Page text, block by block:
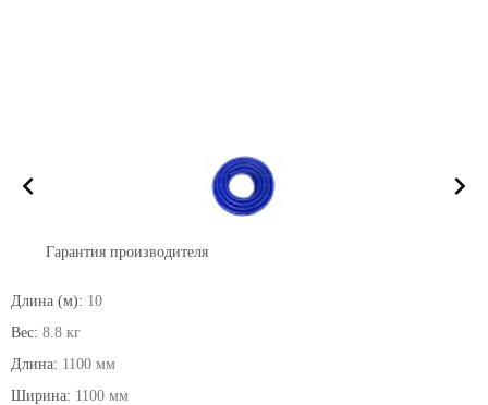
Гарантия производителя
Длина (м): 10
Вес: 8.8 кг
Длина: 1100 мм
Ширина: 1100 мм